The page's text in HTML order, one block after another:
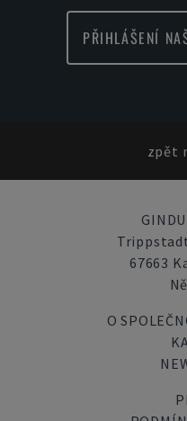
PŘIHLÁŠENÍ
zpět
67663
O